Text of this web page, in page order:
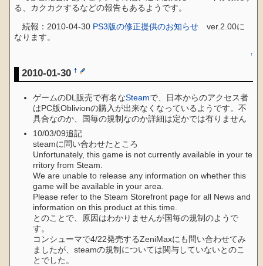
る、カクカクするなどの報告もあるようです。
続報：2010-04-30 PS3版の修正提供のお知らせ ver.2.00に
なります。
↑
2010-01-30†
ゲームのDL販売で有名なSteamで、日本からのアクセス者
はPC版Oblivionの購入が出来なくなっているようです。不
具合なのか、国毎の規制なのか詳細は定かでは有りません
10/03/09追記
steamに問い合わせたところ
Unfortunately, this game is not currently available in your te
rritory from Steam.
We are unable to release any information on whether this
game will be available in your area.
Please refer to the Steam Storefront page for all News and
information on this product at this time.
とのことで、原因はわかりませんが国毎の規制のようで
す。
コンシューマで4/22発売するZeniMaxにも問い合わせてみ
ましたが、steamの規制については関与していないとのこ
とでした。